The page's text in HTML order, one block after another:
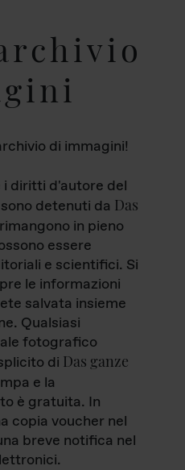
di immagini!
i diritti d'autore del
detenuti da Das
in pieno
essere
e scientifici. Si
le informazioni
salvata insieme
Qualsiasi
fotografico
di Das ganze
e la
è gratuita. In
copia voucher nel
breve notifica nel